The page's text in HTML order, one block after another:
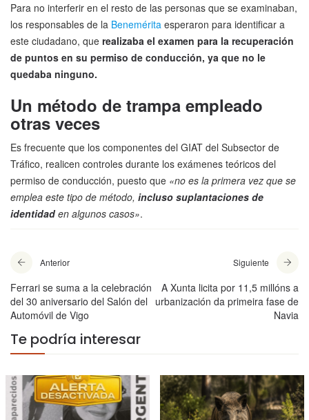
Para no interferir en el resto de las personas que se examinaban,
los responsables de la Benemérita esperaron para identificar a
este ciudadano, que realizaba el examen para la recuperación
de puntos en su permiso de conducción, ya que no le
quedaba ninguno.
Un método de trampa empleado
otras veces
Es frecuente que los componentes del GIAT del Subsector de
Tráfico, realicen controles durante los exámenes teóricos del
permiso de conducción, puesto que «no es la primera vez que se
emplea este tipo de método, incluso suplantaciones de
identidaden algunos casos».
Anterior
Ferrari se suma a la celebración
del 30 aniversario del Salón del
Automóvil de Vigo
Siguiente
A Xunta licita por 11,5 millóns a
urbanización da primeira fase de
Navia
Te podría interesar